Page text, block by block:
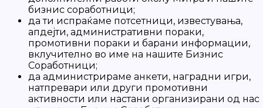
бизнис соработници;
да ти испраќаме потсетници, известувања,
апдејти, административни пораки,
промотивни пораки и барани информации,
вклучително во име на нашите Бизнис
Соработници;
да администрираме анкети, наградни игри,
натпревари или други промотивни
активности или настани организирани од нас